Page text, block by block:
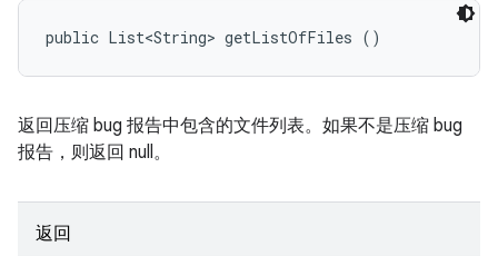
public List<String> getListOfFiles ()
返回压缩 bug 报告中包含的文件列表。如果不是压缩 bug
报告，则返回 null。
返回